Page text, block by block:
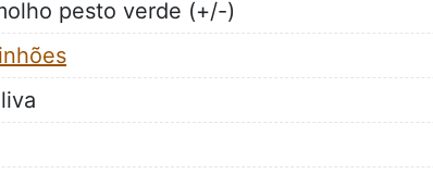
pesto verde (+/-)